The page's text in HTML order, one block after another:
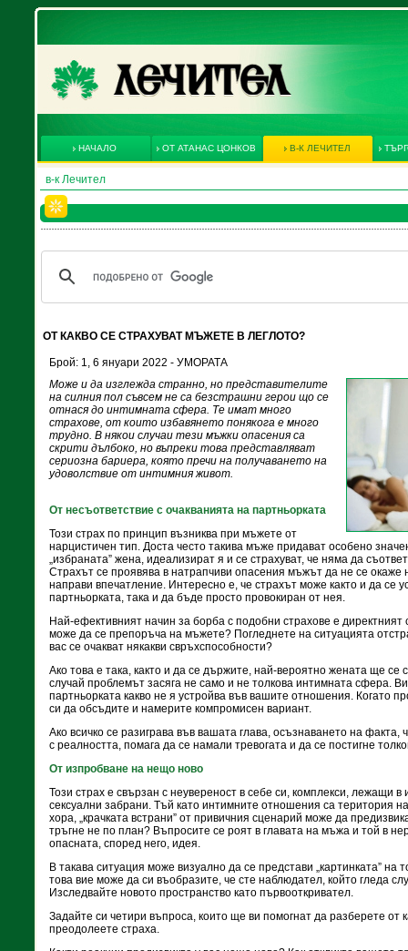
НАЧАЛО ОТ АТАНАС ЦОНКОВ В-К ЛЕЧИТЕЛ
в-к Лечител
ОТ КАКВО СЕ СТРАХУВАТ МЪЖЕТЕ В ЛЕГЛОТО?
Брой: 1, 6 януари 2022 - УМОРАТА
Може и да изглежда странно, но представителите
на силния пол съвсем не са безстрашни герои що се
отнася до интимната сфера. Те имат много
страхове, от които избавянето понякога е много
трудно. В някои случаи тези мъжки опасения са
скрити дълбоко, но въпреки това представляват
сериозна бариера, която пречи на получаването на
удоволствие от интимния живот.
От несъответствие с очакванията на партньорката
Този страх по принцип възниква при мъжете от
нарцистичен тип. Доста често такива мъже придават особено
„избраната” жена, идеализират я и се страхуват, че няма да
Страхът се проявява в натрапчиви опасения мъжът да не се окаже
направи впечатление. Интересно е, че страхът може както и да се
партньорката, така и да бъде просто провокиран от нея.
Най-ефективният начин за борба с подобни страхове е директният
може да се препоръча на мъжете? Погледнете на ситуацията
вас се очакват някакви свръхспособности?
Ако това е така, както и да се държите, най-вероятно жената ще се
случай проблемът засяга не само и не толкова интимната сфера.
партньорката какво не я устройва във вашите отношения. Когато
си да обсъдите и намерите компромисен вариант.
Ако всичко се разиграва във вашата глава, осъзнаването на
с реалността, помага да се намали тревогата и да се постигне
От изпробване на нещо ново
Този страх е свързан с неувереност в себе си, комплекси, лежащи
сексуални забрани. Тъй като интимните отношения са територия
хора, „крачката встрани” от привичния сценарий може да
тръгне не по план? Въпросите се роят в главата на мъжа и той в
опасната, според него, идея.
В такава ситуация може визуално да се представи „картинката” на
това вие може да си въобразите, че сте наблюдател, който гледа
Изследвайте новото пространство като първооткривател.
Задайте си четири въпроса, които ще ви помогнат да разберете от
преодолеете страха.